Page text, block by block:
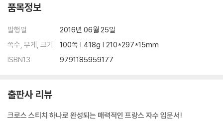
품목정보
발행일
2016년 06월 25일
쪽수, 무게, 크기
100쪽 | 418g | 210*297*15mm
ISBN13
9791185959177
출판사 리뷰
크로스 스티치 하나로 완성되는 매력적인 프랑스 자수 입문서!